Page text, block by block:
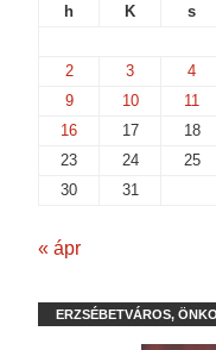
h
K s
2
3 4
9
10 11
16
17 18
23
24 25
30
31
« ápr
ERZSÉBETVÁROS,